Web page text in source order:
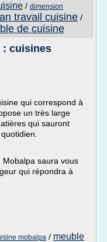
/ dimension
travail cuisine /
de cuisine
: cuisines
qui correspond à
un très large
qui sauront
Mobalpa saura vous
qui répondra à
mobalpa / meuble